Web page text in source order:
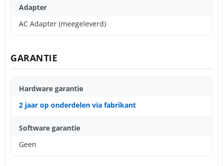
Adapter
AC Adapter (meegeleverd)
GARANTIE
Hardware garantie
2 jaar op onderdelen via fabrikant
Software garantie
Geen